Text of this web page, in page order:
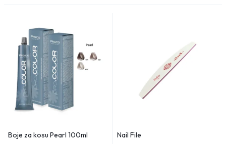
Boje za kosu Pearl 100ml Nail File